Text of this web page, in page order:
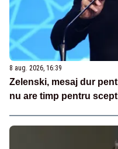
8 aug. 2026, 16:39
Zelenski, mesaj dur
nu are timp pentru